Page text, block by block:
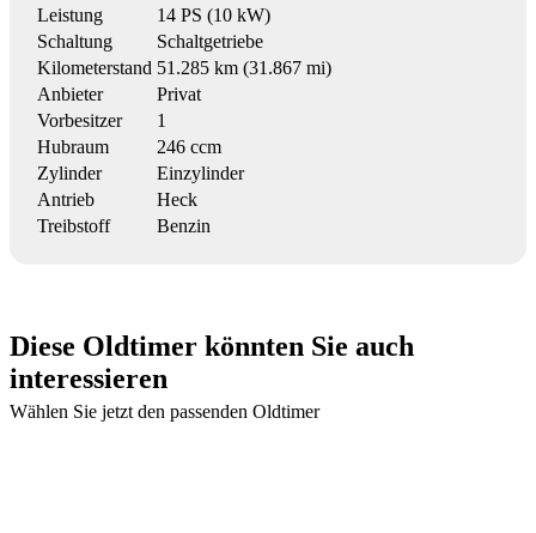
Leistung
14 PS (10 kW)
Schaltung
Schaltgetriebe
Kilometerstand 51.285 km (31.867 mi)
Anbieter
Privat
Vorbesitzer
1
Hubraum
246 ccm
Zylinder
Einzylinder
Antrieb
Heck
Treibstoff
Benzin
Diese Oldtimer könnten Sie auch
interessieren
Wählen Sie jetzt den passenden Oldtimer